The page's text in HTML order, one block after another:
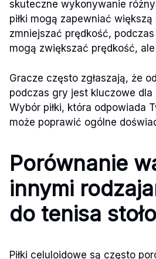
skuteczne wykonywanie
piłki mogą zapewniać
zmniejszać prędkość, podczas
mogą zwiększać prędkość,
Gracze często zgłaszają, że
podczas gry jest kluczowe dla
Wybór piłki, która odpowiada
może poprawić ogólne
Porównanie
innymi
do tenisa
Piłki celuloidowe są często